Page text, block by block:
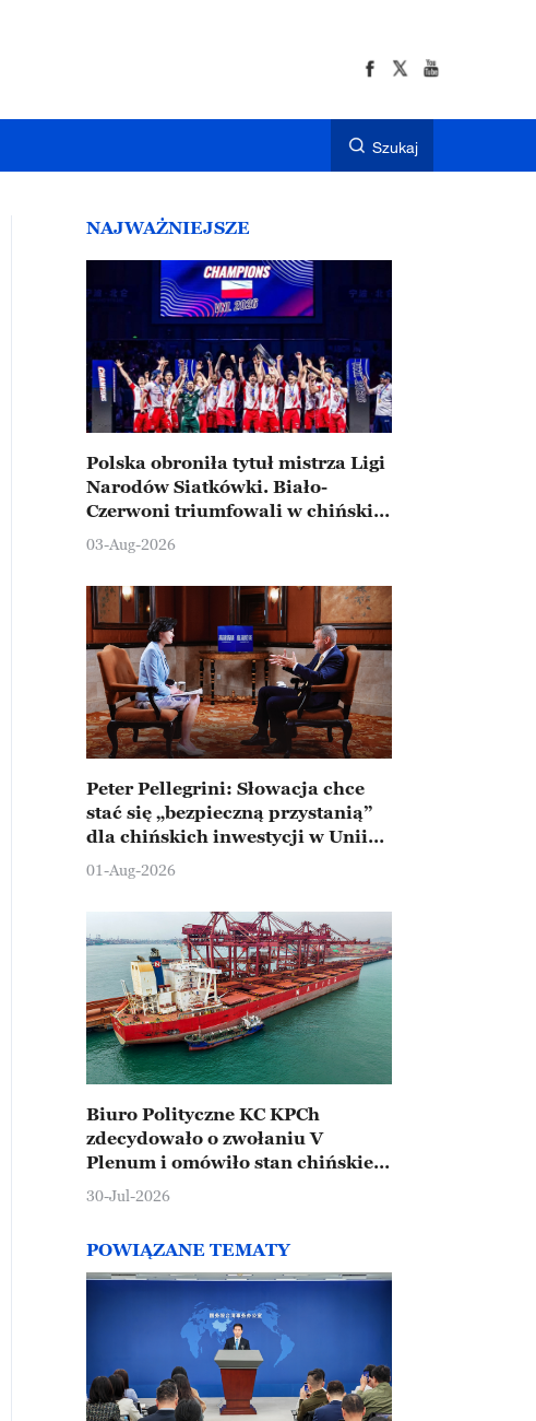
Szukaj
NAJWAŻNIEJSZE
Polska obroniła tytuł mistrza Ligi
Narodów Siatkówki. Biało-
Czerwoni triumfowali w chińskim
Ningbo
03-Aug-2026
Peter Pellegrini: Słowacja chce
stać się „bezpieczną przystanią”
dla chińskich inwestycji w Unii
Europejskiej
01-Aug-2026
Biuro Polityczne KC KPCh
zdecydowało o zwołaniu V
Plenum i omówiło stan chińskiej
gospodarki
30-Jul-2026
POWIĄZANE TEMATY